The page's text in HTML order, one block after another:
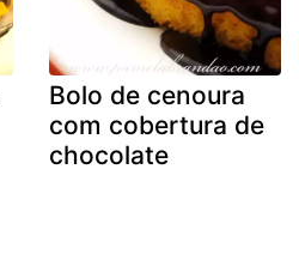
Bolo de cenoura
com cobertura de
chocolate